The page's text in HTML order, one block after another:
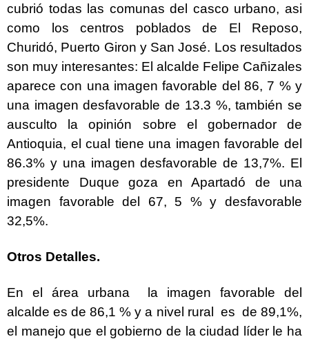
cubrió todas las comunas del casco urbano, asi
como los centros poblados de El Reposo,
Churidó, Puerto Giron y San José. Los resultados
son muy interesantes: El alcalde Felipe Cañizales
aparece con una imagen favorable del 86, 7 % y
una imagen desfavorable de 13.3 %, también se
ausculto la opinión sobre el gobernador de
Antioquia, el cual tiene una imagen favorable del
86.3% y una imagen desfavorable de 13,7%. El
presidente Duque goza en Apartadó de una
imagen favorable del 67, 5 % y desfavorable
32,5%.
Otros Detalles.
En el área urbana la imagen favorable del
alcalde es de 86,1 % y a nivel rural es de 89,1%,
el manejo que el gobierno de la ciudad líder le ha